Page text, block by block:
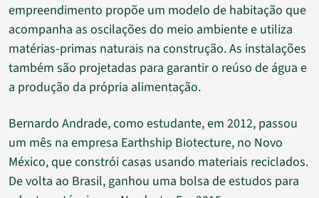
empreendimento propõe um modelo de habitação que
acompanha as oscilações do meio ambiente e utiliza
matérias-primas naturais na construção. As instalações
também são projetadas para garantir o reúso de água e
a produção da própria alimentação.
Bernardo Andrade, como estudante, em 2012, passou
um mês na empresa Earthship Biotecture, no Novo
México, que constrói casas usando materiais reciclados.
De volta ao Brasil, ganhou uma bolsa de estudos para